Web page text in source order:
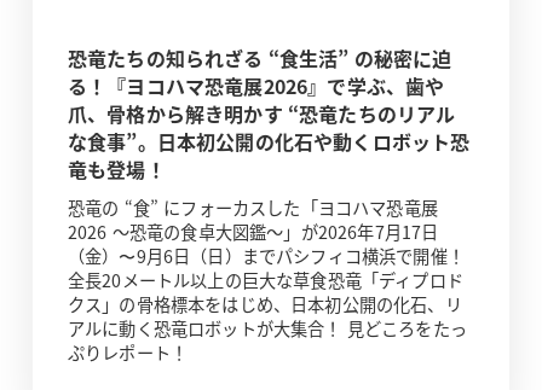
恐竜たちの知られざる “食生活” の秘密に迫
る！『ヨコハマ恐竜展2026』で学ぶ、歯や
爪、骨格から解き明かす “恐竜たちのリアル
な食事”。日本初公開の化石や動くロボット恐
竜も登場！
恐竜の “食” にフォーカスした「ヨコハマ恐竜展
2026 ～恐竜の食卓大図鑑～」が2026年7月17日
（金）〜9月6日（日）までパシフィコ横浜で開催！
全長20メートル以上の巨大な草食恐竜「ディプロド
クス」の骨格標本をはじめ、日本初公開の化石、リ
アルに動く恐竜ロボットが大集合！ 見どころをたっ
ぷりレポート！